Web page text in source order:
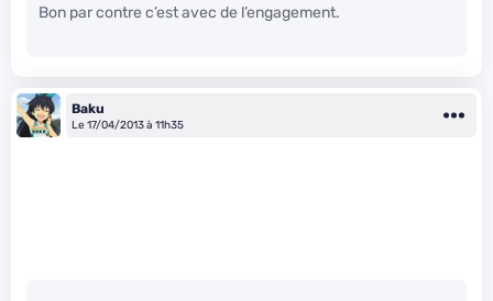
Bon par contre c’est avec de l’engagement.
Baku
Le 17/04/2013 à 11h35